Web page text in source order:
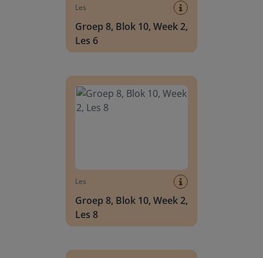
Les
Groep 8, Blok 10, Week 2,
Les 6
Les
Groep 8, Blok 10, Week 2,
Les 8